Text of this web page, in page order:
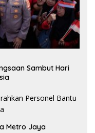
Sambut Hari
Metro Jaya